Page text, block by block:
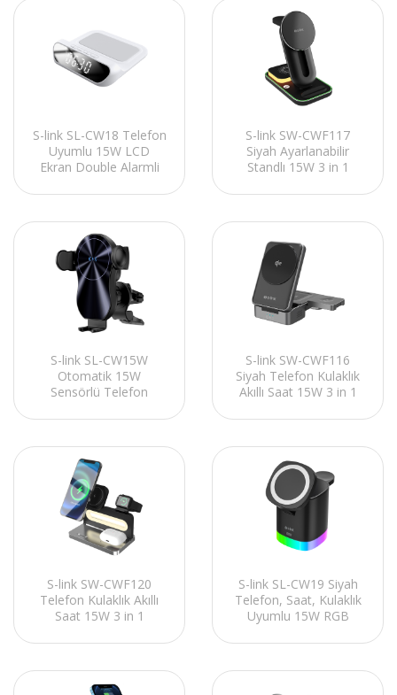
S-link SL-CW18 Telefon
Uyumlu 15W LCD
Ekran Double Alarmli
Cihazı
S-link SW-CWF117
Siyah Ayarlanabilir
Standlı 15W 3 in 1
Cihazı
S-link SL-CW15W
Otomatik 15W
Sensörlü Telefon
Cihazı
S-link SW-CWF116
Siyah Telefon Kulaklık
Akıllı Saat 15W 3 in 1
Şarj Cihazı
S-link SW-CWF120
Telefon Kulaklık Akıllı
Saat 15W 3 in 1
Kablosuz Şarj Cihazı
S-link SL-CW19 Siyah
Telefon, Saat, Kulaklık
Uyumlu 15W RGB